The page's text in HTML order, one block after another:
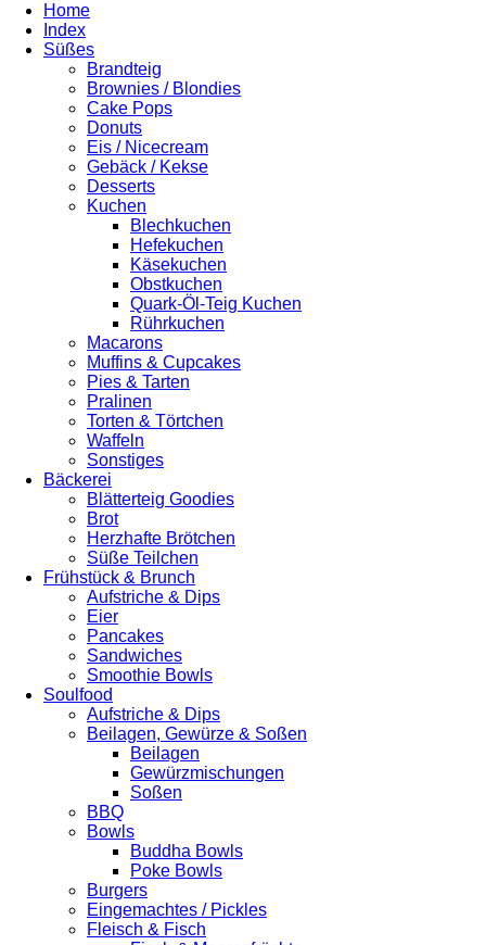
Home
Index
Süßes
Brandteig
Brownies / Blondies
Cake Pops
Donuts
Eis / Nicecream
Gebäck / Kekse
Desserts
Kuchen
Blechkuchen
Hefekuchen
Käsekuchen
Obstkuchen
Quark-Öl-Teig Kuchen
Rührkuchen
Macarons
Muffins & Cupcakes
Pies & Tarten
Pralinen
Torten & Törtchen
Waffeln
Sonstiges
Bäckerei
Blätterteig Goodies
Brot
Herzhafte Brötchen
Süße Teilchen
Frühstück & Brunch
Aufstriche & Dips
Eier
Pancakes
Sandwiches
Smoothie Bowls
Soulfood
Aufstriche & Dips
Beilagen, Gewürze & Soßen
Beilagen
Gewürzmischungen
Soßen
BBQ
Bowls
Buddha Bowls
Poke Bowls
Burgers
Eingemachtes / Pickles
Fleisch & Fisch